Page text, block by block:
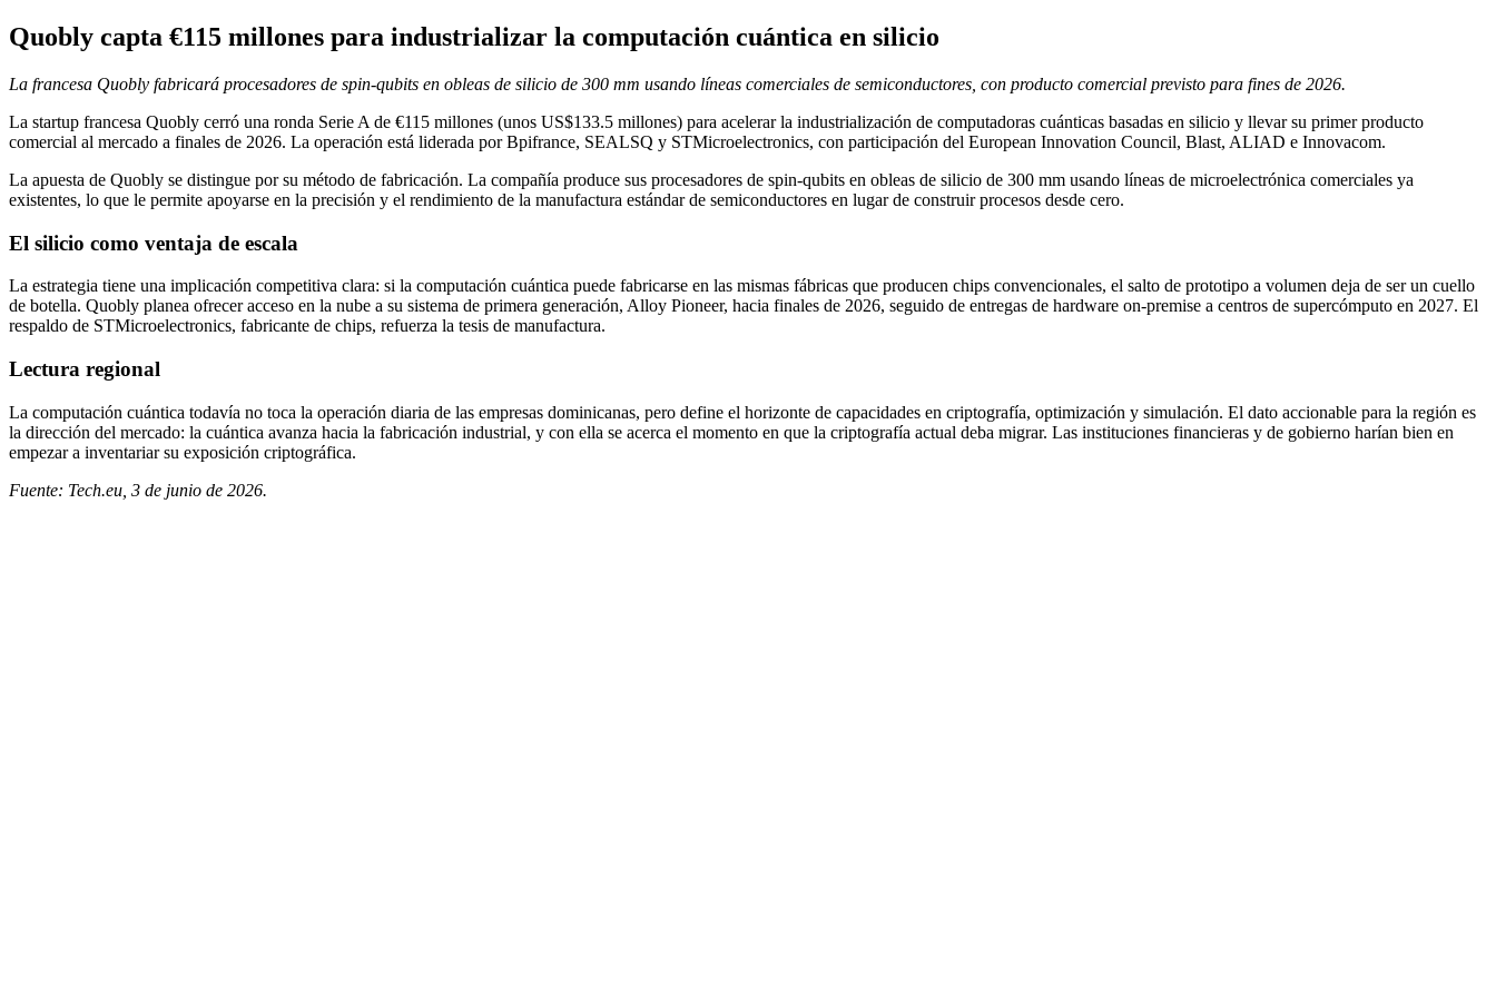
Quobly capta €115 millones para industrializar la computación cuántica en silicio
La francesa Quobly fabricará procesadores de spin-qubits en obleas de silicio de 300 mm usando líneas comerciales de semiconductores, con producto comercial previsto para fines de 2026.
La startup francesa Quobly cerró una ronda Serie A de €115 millones (unos US$133.5 millones) para acelerar la industrialización de computadoras cuánticas basadas en silicio y llevar su primer producto
comercial al mercado a finales de 2026. La operación está liderada por Bpifrance, SEALSQ y STMicroelectronics, con participación del European Innovation Council, Blast, ALIAD e Innovacom.
La apuesta de Quobly se distingue por su método de fabricación. La compañía produce sus procesadores de spin-qubits en obleas de silicio de 300 mm usando líneas de microelectrónica comerciales ya
existentes, lo que le permite apoyarse en la precisión y el rendimiento de la manufactura estándar de semiconductores en lugar de construir procesos desde cero.
El silicio como ventaja de escala
La estrategia tiene una implicación competitiva clara: si la computación cuántica puede fabricarse en las mismas fábricas que producen chips convencionales, el salto de prototipo a volumen deja de ser un cuello
de botella. Quobly planea ofrecer acceso en la nube a su sistema de primera generación, Alloy Pioneer, hacia finales de 2026, seguido de entregas de hardware on-premise a centros de supercómputo en 2027. El
respaldo de STMicroelectronics, fabricante de chips, refuerza la tesis de manufactura.
Lectura regional
La computación cuántica todavía no toca la operación diaria de las empresas dominicanas, pero define el horizonte de capacidades en criptografía, optimización y simulación. El dato accionable para la región es
la dirección del mercado: la cuántica avanza hacia la fabricación industrial, y con ella se acerca el momento en que la criptografía actual deba migrar. Las instituciones financieras y de gobierno harían bien en
empezar a inventariar su exposición criptográfica.
Fuente: Tech.eu, 3 de junio de 2026.